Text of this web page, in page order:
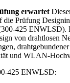
erwartet
die Prüfung
425 ENWLSD).
von drahtlosen
und WLAN-
425 ENWLSD: